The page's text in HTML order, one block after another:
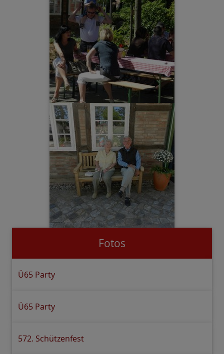
Fotos
Ü65 Party
Ü65 Party
572. Schützenfest